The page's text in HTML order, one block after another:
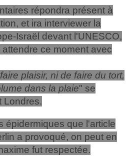
répondra présent à
et ira interviewer la
Israël devant l'UNESCO,
ce moment avec
plaisir, ni de faire du tort,
dans la plaie" se
Londres.
épidermiques que l'article
a provoqué, on peut en
fut respectée.